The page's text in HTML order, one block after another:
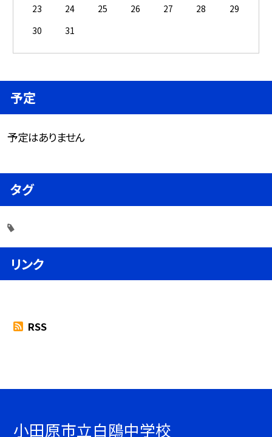
23
24 25 26 27 28
29
30
31
予定
予定はありません
タグ
リンク
RSS
小田原市立白鴎中学校